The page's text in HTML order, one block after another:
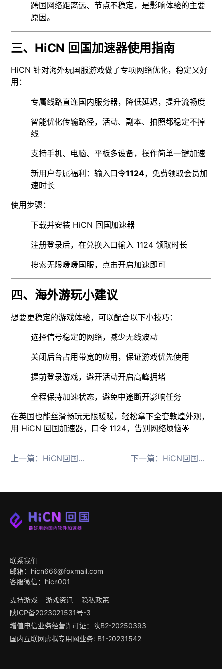
跨国网络距离远、节点不稳定，是影响体验的主要
原因。
三、HiCN 回国加速器使用指南
HiCN 针对海外玩国服游戏做了专项网络优化，稳定又好
用：
专属线路直连国内服务器，降低延迟，提升流畅度
智能优化传输路径，活动、副本、拍照都稳定不掉
线
支持手机、电脑、平板多设备，操作简单一键加速
新用户专属福利：输入口令1124，免费领取会员加
速时长
使用步骤：
下载并安装 HiCN 回国加速器
注册登录后，在兑换入口输入 1124 领取时长
搜索无限暖暖国服，点击开启加速即可
四、海外游玩小建议
想要更稳定的游戏体验，可以配合以下小技巧：
选择信号稳定的网络，减少无线波动
关闭后台占用带宽的应用，保证游戏优先使用
提前登录游戏，避开活动开启高峰拥堵
全程保持加速状态，避免中途断开影响任务
在英国也能丝滑畅玩无限暖暖，轻松拿下全套敦煌外观，
用 HiCN 回国加速器，口令 1124，告别网络烦恼🌟
上一篇： HiCN回国加速器助力东南亚畅玩原神月之五版本 下一篇： HiCN回国加速器助力海外畅玩王者荣耀S43新赛季
联系我们
邮箱：hicn666@foxmail.com
客服微信：hicn001
支持游戏 游戏资讯
隐私政策
陕ICP备2023021531号-3
增值电信业务经营许可证：陕B2-20250393
国内互联网虚拟专用网业务: B1-20231542